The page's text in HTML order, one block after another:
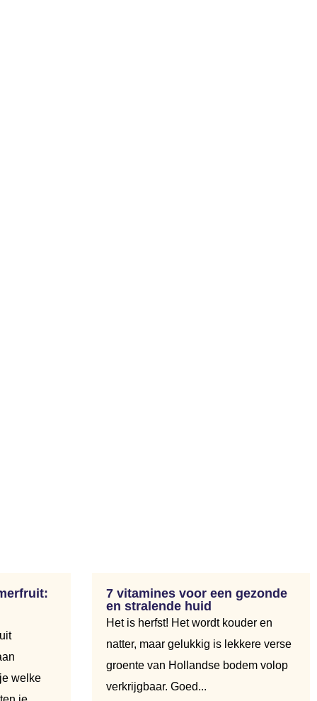
welke
7 vitamines voor een gezonde
en stralende huid
Het is herfst! Het wordt kouder en
natter, maar gelukkig is lekkere verse
groente van Hollandse bodem volop
verkrijgbaar. Goed...